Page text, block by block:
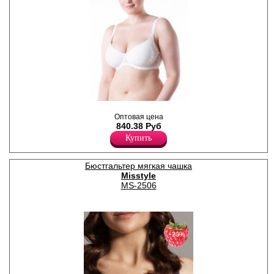
мягкой чашкой, на косточках.
Бретели регулируются по
длине.
Полиамид 90%
Эластан 10%
Оптовая цена
840.38 Руб
Купить
Бюстгальтер мягкая чашка
Misstyle
MS-2506
−20%